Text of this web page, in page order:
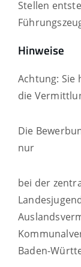
Stellen
Hinweise
Achtung: Sie
die
Die
nur
bei der
Baden-